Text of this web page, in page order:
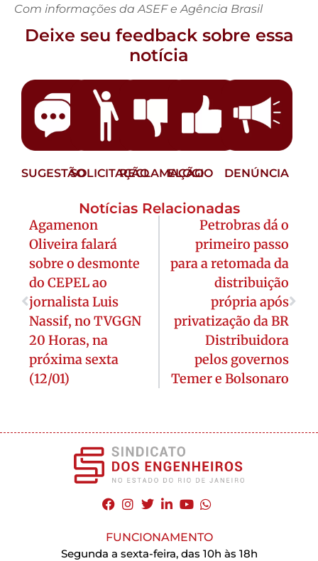
Com informações da ASEF e Agência Brasil
Deixe seu feedback sobre essa
notícia
SUGESTÃOSOLICITAÇÃORECLAMAÇÃO
ELOGIO DENÚNCIA
Notícias Relacionadas
Agamenon
Oliveira falará
sobre o desmonte
do CEPEL ao
jornalista Luis
Nassif, no TVGGN
20 Horas, na
próxima sexta
(12/01)
Petrobras dá o
primeiro passo
para a retomada da
distribuição
própria após
privatização da BR
Distribuidora
pelos governos
Temer e Bolsonaro
FUNCIONAMENTO
Segunda a sexta-feira, das 10h às 18h